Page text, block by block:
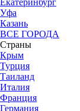
Уфа
Казань
ВСЕ ГОРОДА
Страны
Крым
Турция
Таиланд
Италия
Франция
Германия